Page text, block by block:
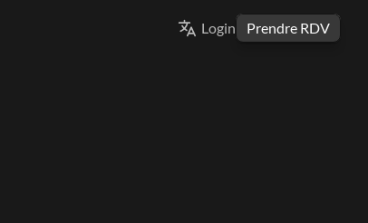
Select Language
FRENCH
Login Prendre RDV